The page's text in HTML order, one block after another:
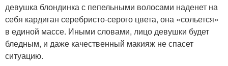
девушка блондинка с пепельными волосами наденет на
себя кардиган серебристо-серого цвета, она «сольется»
в единой массе. Иными словами, лицо девушки будет
бледным, и даже качественный макияж не спасет
ситуацию.